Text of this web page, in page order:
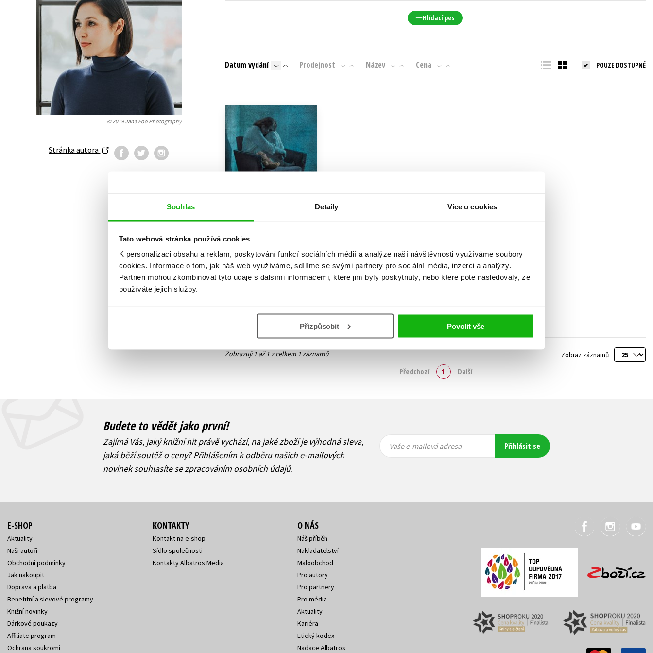
Souhlas Detaily Více o cookies
Tato webová stránka používá cookies
K personalizaci obsahu a reklam, poskytování funkcí sociálních médií a analýze naší návštěvnosti využíváme soubory
cookies. Informace o tom, jak náš web využíváme, sdílíme se svými partnery pro sociální média, inzerci a analýzy.
Partneři mohou zkombinovat tyto údaje s dalšími informacemi, které jim byly poskytnuty, nebo které poté následovaly, že
používáte jejich služby.
Přizpůsobit Povolit vše
Auto - moto
Beletrie pro děti
Beletrie pro dospělé
Byznys a ekonomie
Kariéra a osobní rozvoj
Komiks
Populárně - naučná pro dospělé
Předškoláci
Všechny tituly
© 2019 Jana Foo Photography
Stránka autora
Hlídací pes
Datum vydání Prodejnost Název Cena POUZE DOSTUPNÉ
Pohřbené lži
Elle Marr
279 Kč349 Kč
Zobraz záznamů
Zobrazuji 1 až 1 z celkem 1 záznamů
Předchozí 1 Další
Budete to vědět jako první!
Zajímá Vás, jaký knižní hit právě vychází, na jaké zboží je výhodná sleva,
jaká běží soutěž o ceny? Přihlášením k odběru našich e-mailových
novineksouhlasíte se zpracováním osobních údajů.
Vaše e-
mailová
Vaše e-
mailová
Vaše e-mailová adresa Přihlásit se
E-SHOP
Aktuality
Naši autoři
Obchodní podmínky
Jak nakoupit
Doprava a platba
Benefitní a slevové programy
Knižní novinky
Dárkové poukazy
Affiliate program
Ochrana soukromí
KONTAKTY
Kontakt na e-shop
Sídlo společnosti
Kontakty Albatros Media
O NÁS
Náš příběh
Nakladatelství
Maloobchod
Pro autory
Pro partnery
Pro média
Aktuality
Kariéra
Etický kodex
Nadace Albatros